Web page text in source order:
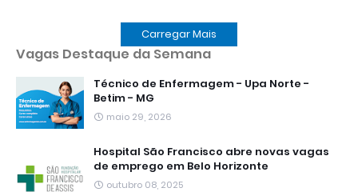
Carregar Mais
Vagas Destaque da Semana
Técnico de Enfermagem - Upa Norte -
Betim - MG
maio 29, 2026
Hospital São Francisco abre novas vagas
de emprego em Belo Horizonte
outubro 08, 2025